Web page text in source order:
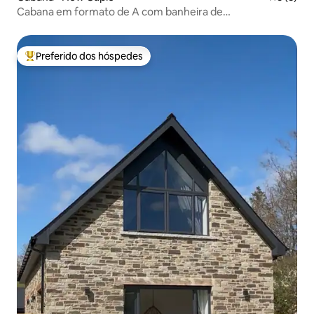
Cabana em formato de A com banheira de
Entre os melhores preferidos dos hóspedes
Preferido dos hóspedes